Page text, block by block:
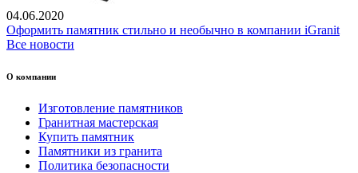
04.06.2020
Оформить памятник стильно и необычно в компании iGranit
Все новости
О компании
Изготовление памятников
Гранитная мастерская
Купить памятник
Памятники из гранита
Политика безопасности